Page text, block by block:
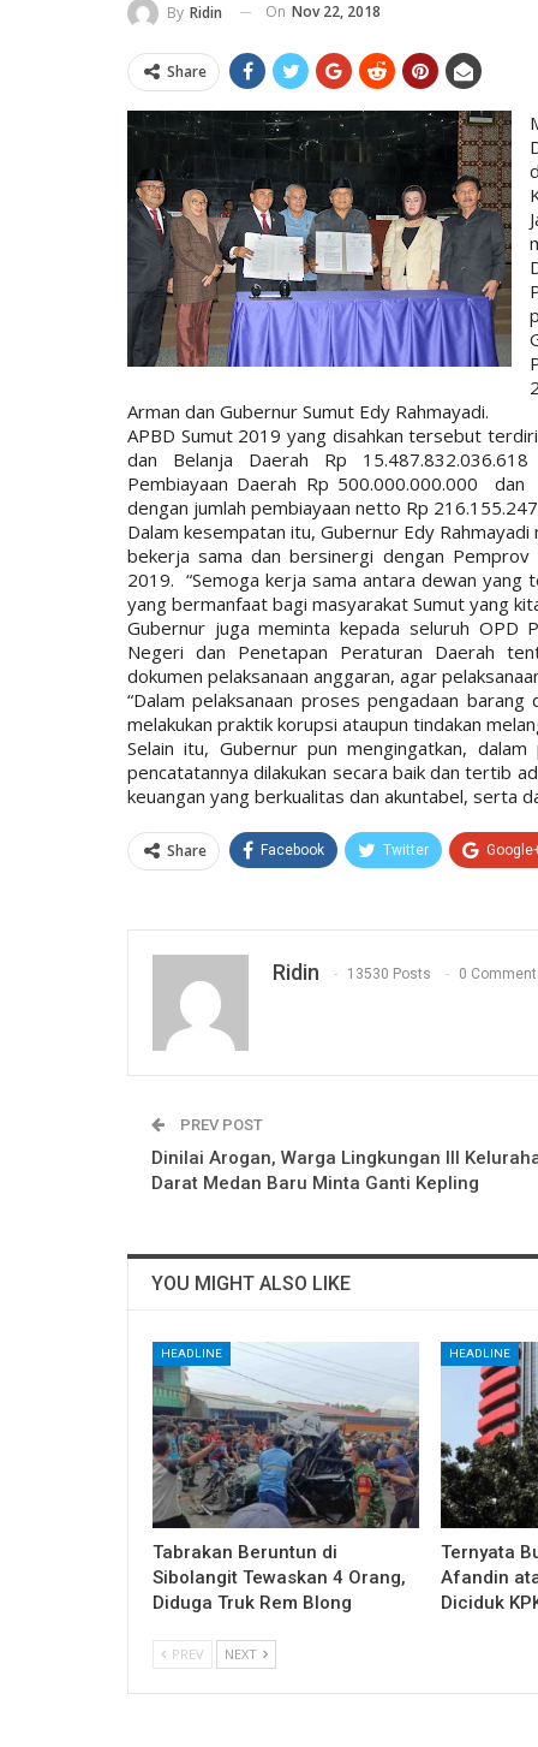
By Ridin On Nov 22, 2018
Share
Arman dan Gubernur Sumut Edy Rahmayadi.
APBD Sumut 2019 yang disahkan tersebut
dan Belanja Daerah Rp
Pembiayaan Daerah Rp 500.000.000.000
dengan jumlah pembiayaan netto Rp
Dalam kesempatan itu, Gubernur Edy
bekerja sama dan bersinergi dengan Pemprov
2019. “Semoga kerja sama antara dewan yang
yang bermanfaat bagi masyarakat Sumut yang
Gubernur juga meminta kepada seluruh OPD
Negeri dan Penetapan Peraturan Daerah
dokumen pelaksanaan anggaran, agar
“Dalam pelaksanaan proses pengadaan
melakukan praktik korupsi ataupun tindakan
Selain itu, Gubernur pun mengingatkan,
pencatatannya dilakukan secara baik dan tertib
keuangan yang berkualitas dan akuntabel, serta
Share Facebook Twitter
Ridin 13530 Posts 0
PREV POST
Dinilai Arogan, Warga Lingkungan III
Darat Medan Baru Minta Ganti Kepling
YOU MIGHT ALSO LIKE
HEADLINE
Tabrakan Beruntun di
Sibolangit Tewaskan 4 Orang,
Diduga Truk Rem Blong
HEADLINE
Ternyata
Afandin
Diciduk
PREV NEXT